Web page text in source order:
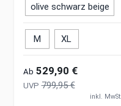
olive schwarz beige
M XL
Ab 529,90 €
UVP 799,95 €
inkl.